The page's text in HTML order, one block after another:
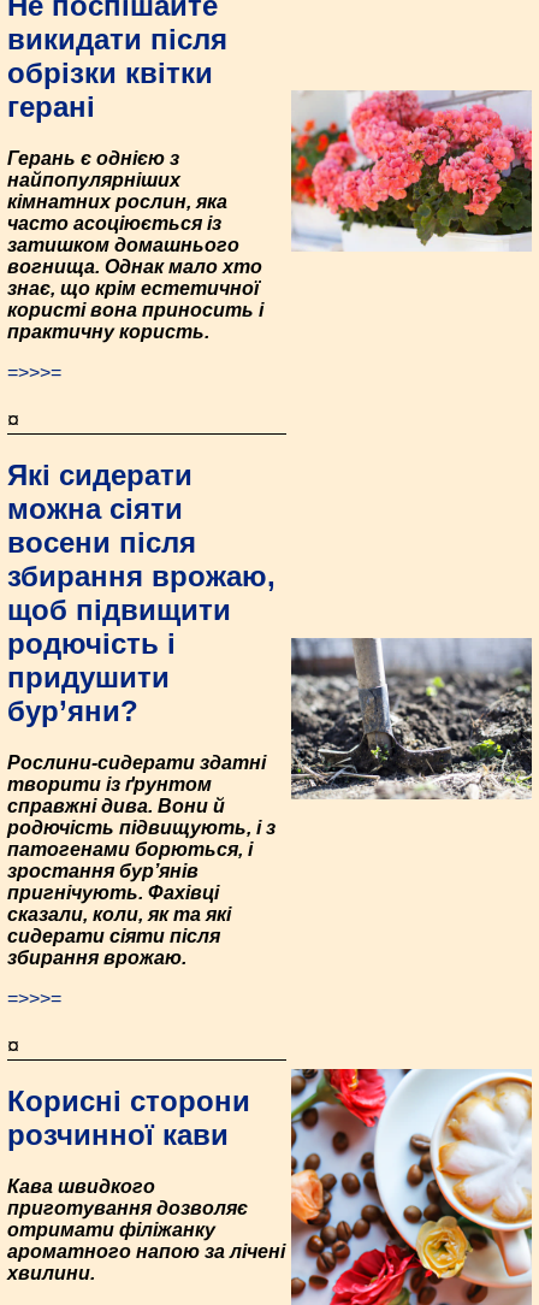
викидати після
обрізки квітки
герані
Герань є однією з
найпопулярніших
кімнатних рослин, яка
часто асоціюється із
затишком домашнього
вогнища. Однак мало хто
знає, що крім естетичної
користі вона приносить і
практичну користь.
=>>>=
¤
Які сидерати
можна сіяти
восени після
збирання врожаю,
щоб підвищити
родючість і
придушити
бур’яни?
Рослини-сидерати здатні
творити із ґрунтом
справжні дива. Вони й
родючість підвищують, і з
патогенами борються, і
зростання бур’янів
пригнічують. Фахівці
сказали, коли, як та які
сидерати сіяти після
збирання врожаю.
=>>>=
¤
Корисні сторони
розчинної кави
Кава швидкого
приготування дозволяє
отримати філіжанку
ароматного напою за лічені
хвилини.